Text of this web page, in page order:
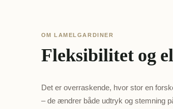
OM LAMELGARDINER
Fleksibilitet og
Det er overraskende, hvor stor en
– de ændrer både udtryk og stemning